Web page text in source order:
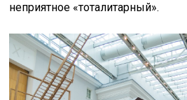
неприятное «тоталитарный».